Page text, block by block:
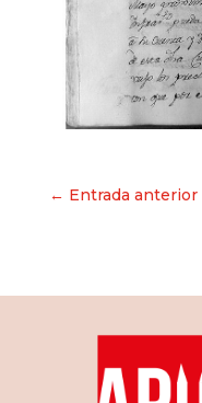
Navegación
← Entrada anterior